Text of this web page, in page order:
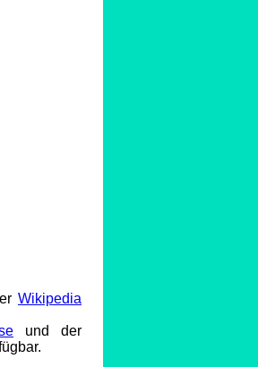
Wikipedia
und der